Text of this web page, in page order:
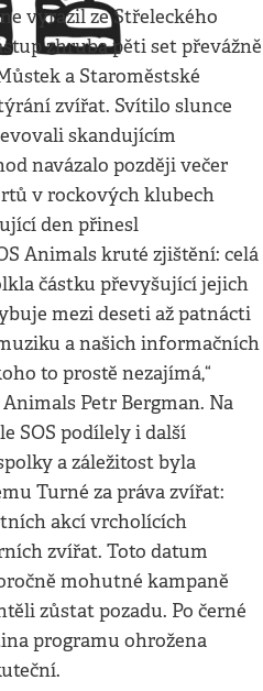
vyrazil ze Střeleckého
zhruba pěti set převážně
a Staroměstské
zvířat. Svítilo slunce
skandujícím
navázalo později večer
v rockových klubech
den přinesl
Animals kruté zjištění: celá
částku převyšující jejich
mezi deseti až patnácti
a našich informačních
to prostě nezajímá,“
Petr Bergman. Na
SOS podílely i další
a záležitost byla
Turné za práva zvířat:
akcí vrcholících
zvířat. Toto datum
mohutné kampaně
zůstat pozadu. Po černé
programu ohrožena